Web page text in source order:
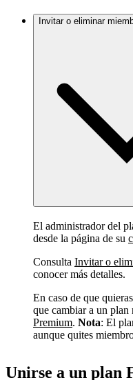
Invitar o eliminar
El administrador del
desde la página de su
Consulta Invitar o
conocer más detalles.
En caso de que
que cambiar a un plan
Premium. Nota: El
aunque quites
Unirse a un plan